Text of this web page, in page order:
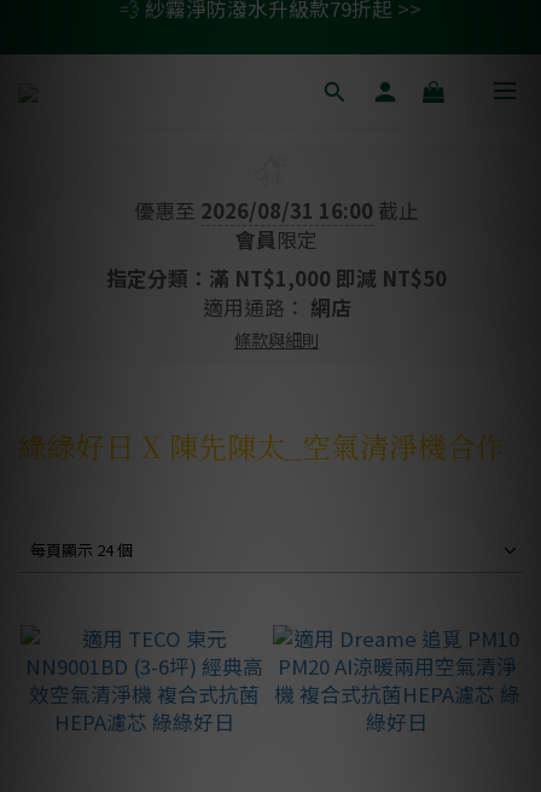
🚗 汽車濾網買一送一 >>
🚗 汽車濾網買一送一 >>
優惠至 2026/08/31 16:00 截止
會員限定
指定分類：滿 NT$1,000 即減 NT$50
適用通路： 網店
條款與細則
綠綠好日 X 陳先陳太_空氣清淨機合作
每頁顯示 24 個